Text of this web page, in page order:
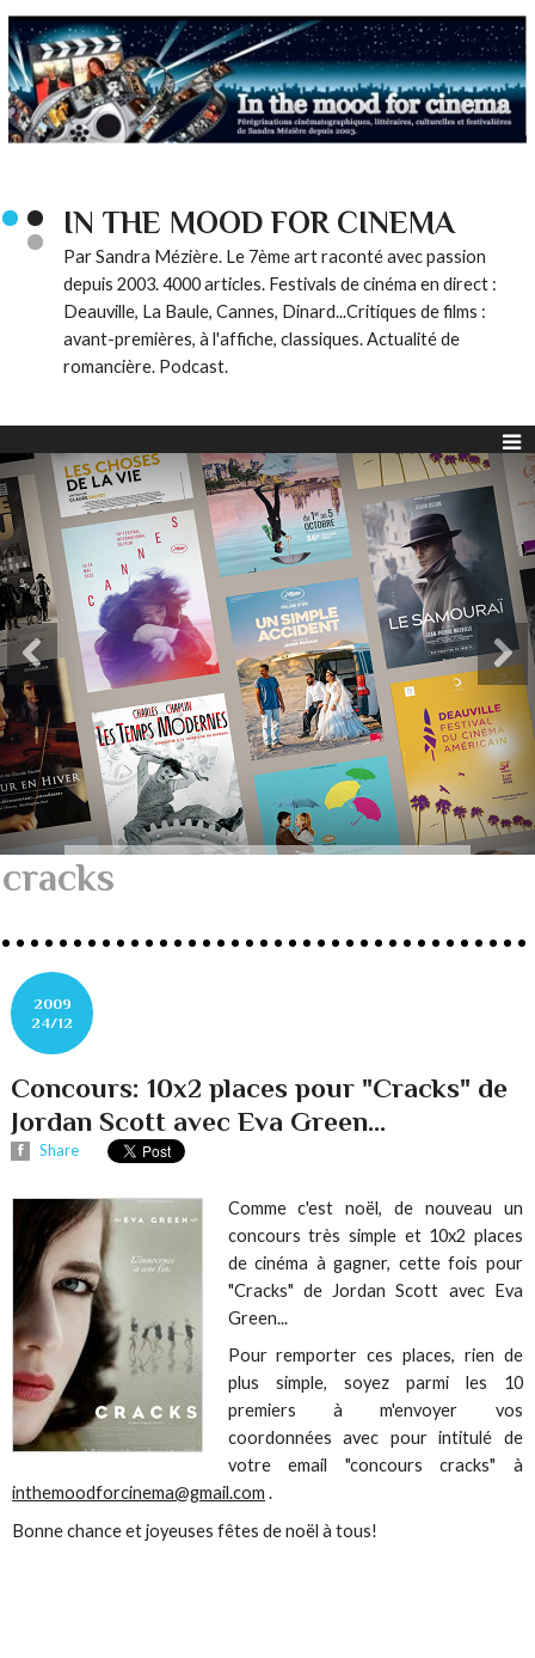
IN THE MOOD FOR CINEMA
Par Sandra Mézière. Le 7ème art raconté avec passion
depuis 2003. 4000 articles. Festivals de cinéma en direct :
Deauville, La Baule, Cannes, Dinard...Critiques de films :
avant-premières, à l'affiche, classiques. Actualité de
romancière. Podcast.
cracks
2009
24/12
Concours: 10x2 places pour "Cracks" de
Jordan Scott avec Eva Green...
Share
Comme c'est noël, de nouveau un
concours très simple et 10x2 places
de cinéma à gagner, cette fois pour
"Cracks" de Jordan Scott avec Eva
Green...
Pour remporter ces places, rien de
plus simple, soyez parmi les 10
premiers à m'envoyer vos
coordonnées avec pour intitulé de
votre email "concours cracks" à
inthemoodforcinema@gmail.com .
Bonne chance et joyeuses fêtes de noël à tous!